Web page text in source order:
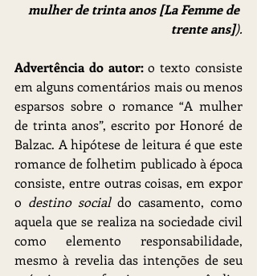
mulher de trinta anos [La Femme de
trente ans]).
Advertência do autor: o texto consiste
em alguns comentários mais ou menos
esparsos sobre o romance “A mulher
de trinta anos”, escrito por Honoré de
Balzac. A hipótese de leitura é que este
romance de folhetim publicado à época
consiste, entre outras coisas, em expor
o destino social do casamento, como
aquela que se realiza na sociedade civil
como elemento responsabilidade,
mesmo à revelia das intenções de seu